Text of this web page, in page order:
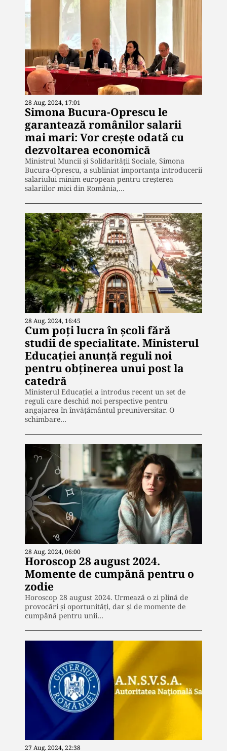
28 Aug. 2024, 17:01
Simona Bucura-Oprescu le
garantează românilor salarii
mai mari: Vor crește odată cu
dezvoltarea economică
Ministrul Muncii și Solidarității Sociale, Simona
Bucura-Oprescu, a subliniat importanța introducerii
salariului minim european pentru creșterea
salariilor mici din România,…
28 Aug. 2024, 16:45
Cum poți lucra în școli fără
studii de specialitate. Ministerul
Educației anunță reguli noi
pentru obținerea unui post la
catedră
Ministerul Educației a introdus recent un set de
reguli care deschid noi perspective pentru
angajarea în învățământul preuniversitar. O
schimbare…
28 Aug. 2024, 06:00
Horoscop 28 august 2024.
Momente de cumpănă pentru o
zodie
Horoscop 28 august 2024. Urmează o zi plină de
provocări și oportunități, dar și de momente de
cumpănă pentru unii…
27 Aug. 2024, 22:38